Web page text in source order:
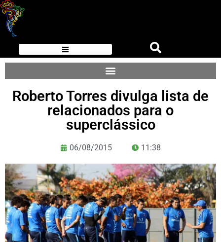
Roberto Torres divulga lista de
relacionados para o
superclássico
06/08/2015 11:38